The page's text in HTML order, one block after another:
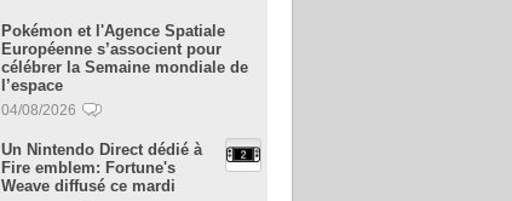
Pokémon et l'Agence Spatiale
Européenne s’associent pour
célébrer la Semaine mondiale de
l’espace
04/08/2026
Un Nintendo Direct dédié à
Fire emblem: Fortune's
Weave diffusé ce mardi